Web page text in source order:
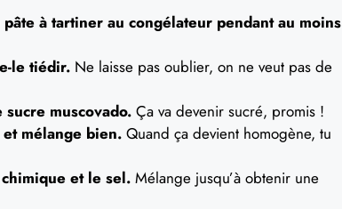
à tartiner au congélateur pendant au moins
le tiédir. Ne laisse pas oublier, on ne veut pas de
muscovado. Ça va devenir sucré, promis !
mélange bien. Quand ça devient homogène, tu
et le sel. Mélange jusqu’à obtenir une